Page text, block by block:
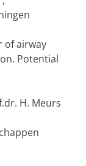
of airway
Potential
H. Meurs